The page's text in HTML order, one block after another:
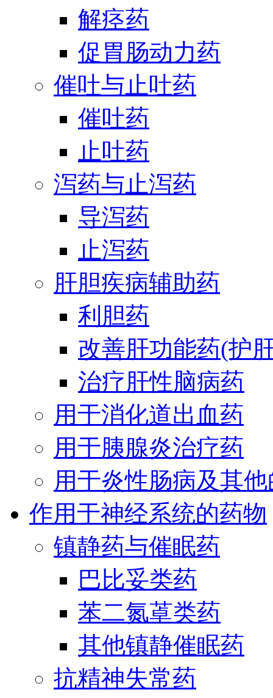
解痉药
促胃肠动力药
催吐与止吐药
催吐药
止吐药
泻药与止泻药
导泻药
止泻药
肝胆疾病辅助药
利胆药
改善肝功能药(护
治疗肝性脑病药
用于消化道出血药
用于胰腺炎治疗药
用于炎性肠病及其
作用于神经系统的药物
镇静药与催眠药
巴比妥类药
苯二氮䓬类药
其他镇静催眠药
抗精神失常药